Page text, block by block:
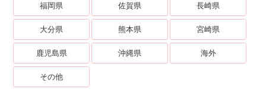
福岡県 佐賀県 長崎県
大分県 熊本県 宮崎県
鹿児島県 沖縄県 海外
その他